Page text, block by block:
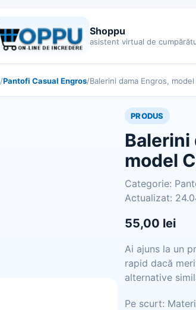
Shoppu
asistent virtual de
/Pantofi Casual Engros/Balerini dama Engros,
PRODUS
Balerini
model
Categorie:
Actualizat:
55,00 lei
Ai ajuns la un
rapid dacă
alternative
Pe scurt: